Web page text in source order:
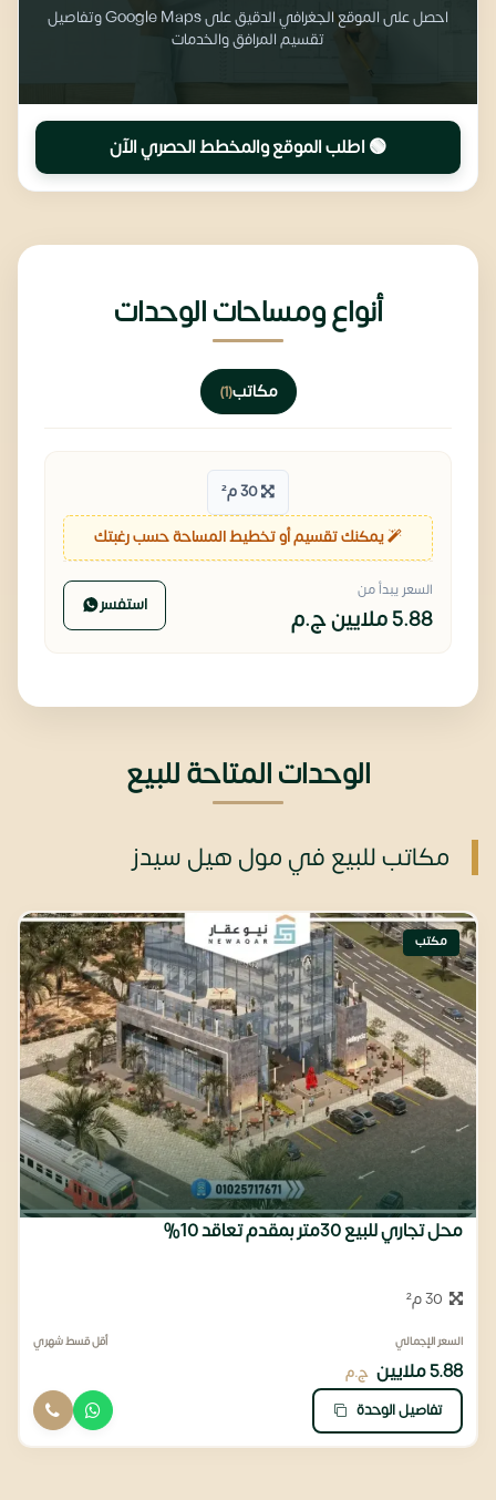
احصل على الموقع الجغرافي الدقيق على Google Maps وتفاصيل
تقسيم المرافق والخدمات
🟢 اطلب الموقع والمخطط الحصري الآن
أنواع ومساحات الوحدات
مكاتب(1)
يمكنك تقسيم أو تخطيط المساحة حسب رغبتك
السعر يبدأ من
5.88 ملايين ج.م استفسر
الوحدات المتاحة للبيع
مكاتب للبيع في مول هيل سيدز
مكتب
محل تجاري للبيع 30متر بمقدم تعاقد 10%
السعر الإجمالي
5.88 ملايين ج.م
أقل قسط شهري
تفاصيل الوحدة